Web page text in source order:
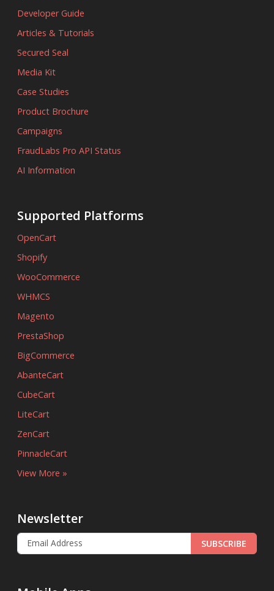
Developer Guide
Articles & Tutorials
Secured Seal
Media Kit
Case Studies
Product Brochure
Campaigns
FraudLabs Pro API Status
AI Information
Supported Platforms
OpenCart
Shopify
WooCommerce
WHMCS
Magento
PrestaShop
BigCommerce
AbanteCart
CubeCart
LiteCart
ZenCart
PinnacleCart
View More »
Newsletter
SUBSCRIBE